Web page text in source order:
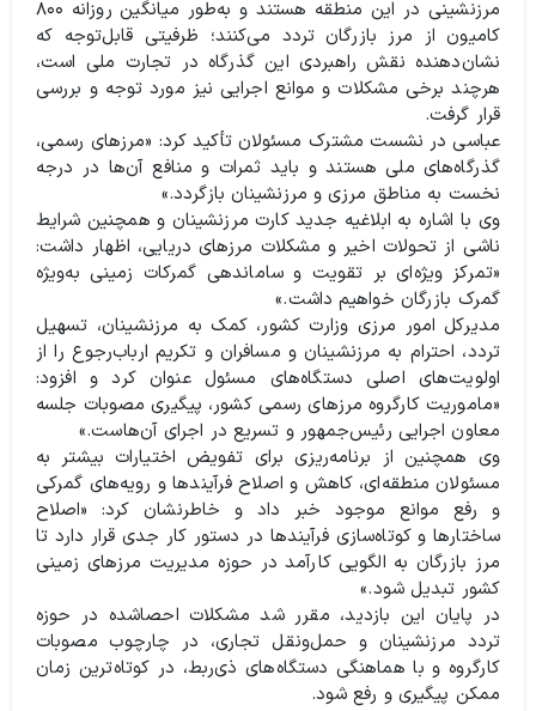
مرزنشینی در این منطقه هستند و به‌طور میانگین روزانه ۸۰۰
کامیون از مرز بازرگان تردد می‌کنند؛ ظرفیتی قابل‌توجه که
نشان‌دهنده نقش راهبردی این گذرگاه در تجارت ملی است،
هرچند برخی مشکلات و موانع اجرایی نیز مورد توجه و بررسی
قرار گرفت.
عباسی در نشست مشترک مسئولان تأکید کرد: «مرزهای رسمی،
گذرگاه‌های ملی هستند و باید ثمرات و منافع آن‌ها در درجه
نخست به مناطق مرزی و مرزنشینان بازگردد.»
وی با اشاره به ابلاغیه جدید کارت مرزنشینان و همچنین شرایط
ناشی از تحولات اخیر و مشکلات مرزهای دریایی، اظهار داشت:
«تمرکز ویژه‌ای بر تقویت و ساماندهی گمرکات زمینی به‌ویژه
گمرک بازرگان خواهیم داشت.»
مدیرکل امور مرزی وزارت کشور، کمک به مرزنشینان، تسهیل
تردد، احترام به مرزنشینان و مسافران و تکریم ارباب‌رجوع را از
اولویت‌های اصلی دستگاه‌های مسئول عنوان کرد و افزود:
«ماموریت کارگروه مرزهای رسمی کشور، پیگیری مصوبات جلسه
معاون اجرایی رئیس‌جمهور و تسریع در اجرای آن‌هاست.»
وی همچنین از برنامه‌ریزی برای تفویض اختیارات بیشتر به
مسئولان منطقه‌ای، کاهش و اصلاح فرآیندها و رویه‌های گمرکی
و رفع موانع موجود خبر داد و خاطرنشان کرد: «اصلاح
ساختارها و کوتاه‌سازی فرآیندها در دستور کار جدی قرار دارد تا
مرز بازرگان به الگویی کارآمد در حوزه مدیریت مرزهای زمینی
کشور تبدیل شود.»
در پایان این بازدید، مقرر شد مشکلات احصاشده در حوزه
تردد مرزنشینان و حمل‌ونقل تجاری، در چارچوب مصوبات
کارگروه و با هماهنگی دستگاه‌های ذی‌ربط، در کوتاه‌ترین زمان
ممکن پیگیری و رفع شود.